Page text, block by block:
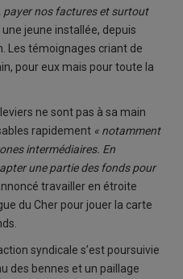
payer nos factures et surtout
une jeune installée, depuis
Les témoignages criant de
pour eux mais pour toute la
ne sont pas à sa main
rapidement « notamment
intermédiaires. En
une partie des fonds pour
travailler en étroite
du Cher pour jouer la carte
syndicale s’est poursuivie
des bennes et un paillage